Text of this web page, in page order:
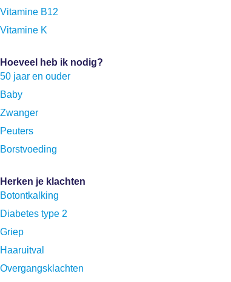
Vitamine B12
Vitamine K
Hoeveel heb ik nodig?
50 jaar en ouder
Baby
Zwanger
Peuters
Borstvoeding
Herken je klachten
Botontkalking
Diabetes type 2
Griep
Haaruitval
Overgangsklachten